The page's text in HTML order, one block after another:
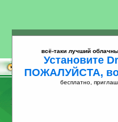
всё-таки лучший
Установите
ПОЖАЛУЙСТА,
бесплатно,